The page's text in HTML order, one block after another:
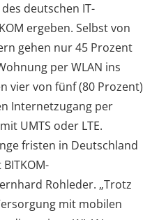
deutschen IT-
ergeben. Selbst von
gehen nur 45 Prozent
per WLAN ins
vier von fünf (80 Prozent)
Internetzugang per
UMTS oder LTE.
fristen in Deutschland
Rohleder. „Trotz
mit mobilen